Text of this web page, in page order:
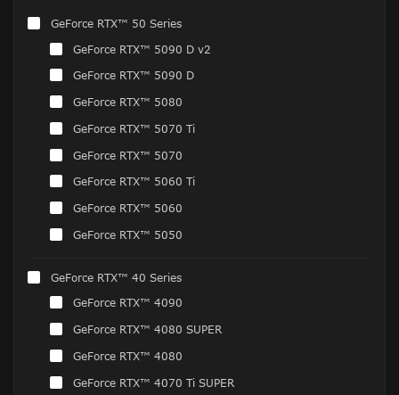
GeForce RTX™ 50 Series
GeForce RTX™ 5090 D v2
GeForce RTX™ 5090 D
GeForce RTX™ 5080
GeForce RTX™ 5070 Ti
GeForce RTX™ 5070
GeForce RTX™ 5060 Ti
GeForce RTX™ 5060
GeForce RTX™ 5050
GeForce RTX™ 40 Series
GeForce RTX™ 4090
GeForce RTX™ 4080 SUPER
GeForce RTX™ 4080
GeForce RTX™ 4070 Ti SUPER